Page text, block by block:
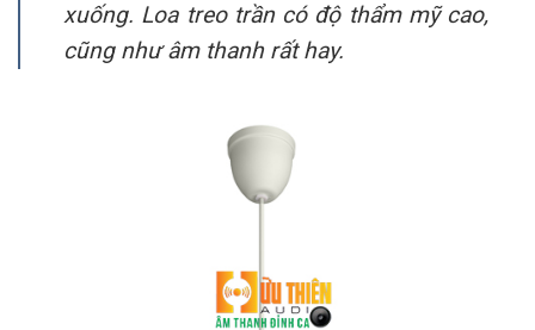
xuống. Loa treo trần có độ thẩm mỹ cao,
cũng như âm thanh rất hay.